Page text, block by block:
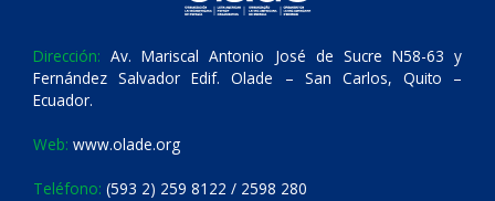
Dirección: Av. Mariscal Antonio José de Sucre N58-63 y
Fernández Salvador Edif. Olade – San Carlos, Quito –
Ecuador.
Web: www.olade.org
Teléfono: (593 2) 259 8122 / 2598 280